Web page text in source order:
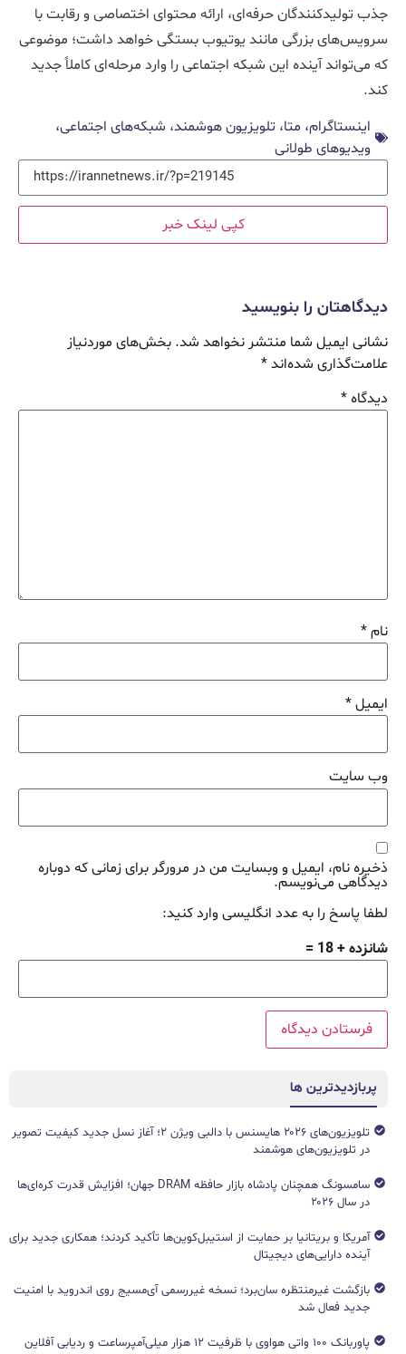
جذب تولیدکنندگان حرفه‌ای، ارائه محتوای اختصاصی و رقابت با
سرویس‌های بزرگی مانند یوتیوب بستگی خواهد داشت؛ موضوعی
که می‌تواند آینده این شبکه اجتماعی را وارد مرحله‌ای کاملاً جدید
کند.
اینستاگرام، متا، تلویزیون هوشمند، شبکه‌های اجتماعی،
ویدیوهای طولانی
کپی لینک خبر
دیدگاهتان را بنویسید
نشانی ایمیل شما منتشر نخواهد شد. بخش‌های موردنیاز
علامت‌گذاری شده‌اند*
دیدگاه*
نام*
ایمیل*
وب‌ سایت
ذخیره نام، ایمیل و وبسایت من در مرورگر برای زمانی که دوباره
دیدگاهی می‌نویسم.
لطفا پاسخ را به عدد انگلیسی وارد کنید:
شانزده + 18 =
پربازدیدترین ها
تلویزیون‌های ۲۰۲۶ هایسنس با دالبی ویژن ۲؛ آغاز نسل جدید کیفیت تصویر
در تلویزیون‌های هوشمند
سامسونگ همچنان پادشاه بازار حافظه DRAM جهان؛ افزایش قدرت کره‌ای‌ها
در سال ۲۰۲۶
آمریکا و بریتانیا بر حمایت از استیبل‌کوین‌ها تأکید کردند؛ همکاری جدید برای
آینده دارایی‌های دیجیتال
بازگشت غیرمنتظره سان‌برد؛ نسخه غیررسمی آی‌مسیج روی اندروید با امنیت
جدید فعال شد
پاوربانک ۱۰۰ واتی هواوی با ظرفیت ۱۲ هزار میلی‌آمپرساعت و ردیابی آفلاین